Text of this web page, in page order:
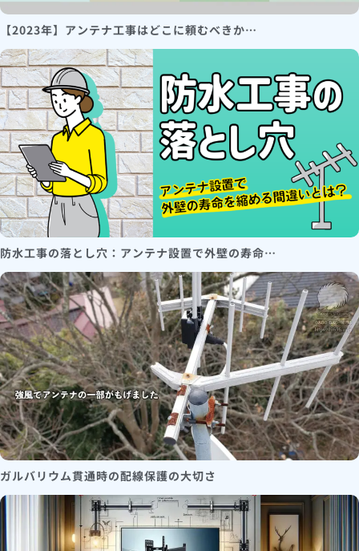
【2023年】アンテナ工事はどこに頼むべきか…
防水工事の落とし穴：アンテナ設置で外壁の寿命…
ガルバリウム貫通時の配線保護の大切さ